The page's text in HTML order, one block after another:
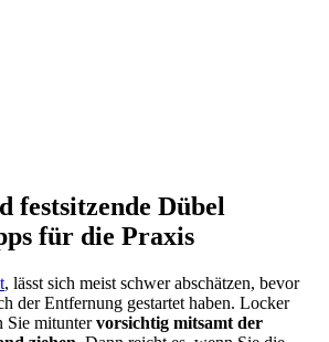
festsitzende Dübel
für die Praxis
, lässt sich meist schwer abschätzen, bevor
der Entfernung gestartet haben. Locker
Sie mituntervorsichtig mitsamt der